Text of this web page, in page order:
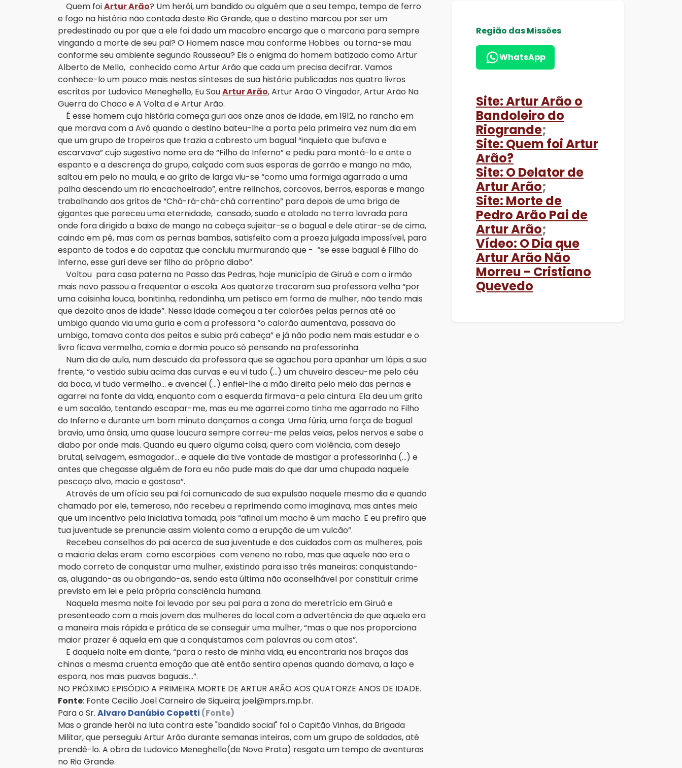
Quem foiArtur Arão? Um herói, um bandido ou alguém que a seu tempo, tempo de ferro
e fogo na história não contada deste Rio Grande, que o destino marcou por ser um
predestinado ou por que a ele foi dado um macabro encargo que o marcaria para sempre
vingando a morte de seu pai? O Homem nasce mau conforme Hobbes ou torna-se mau
conforme seu ambiente segundo Rousseau? Eis o enigma do homem batizado como Artur
Alberto de Mello, conhecido como Artur Arão que cada um precisa decifrar. Vamos
conhece-lo um pouco mais nestas sínteses de sua história publicadas nos quatro livros
escritos por Ludovico Meneghello, Eu SouArtur Arão, Artur Arão O Vingador, Artur Arão Na
Guerra do Chaco e A Volta d e Artur Arão.
É esse homem cuja história começa guri aos onze anos de idade, em 1912, no rancho em
que morava com a Avó quando o destino bateu-lhe a porta pela primeira vez num dia em
que um grupo de tropeiros que trazia a cabresto um bagual “inquieto que bufava e
escarvava” cujo sugestivo nome era de “Filho do Inferno” e pediu para montá-lo e ante o
espanto e a descrença do grupo, calçado com suas esporas de garrão e mango na mão,
saltou em pelo no maula, e ao grito de larga viu-se “como uma formiga agarrada a uma
palha descendo um rio encachoeirado”, entre relinchos, corcovos, berros, esporas e mango
trabalhando aos gritos de “Chá-rá-chá-chá correntino” para depois de uma briga de
gigantes que pareceu uma eternidade, cansado, suado e atolado na terra lavrada para
onde fora dirigido a baixo de mango na cabeça sujeitar-se o bagual e dele atirar-se de cima,
caindo em pé, mas com as pernas bambas, satisfeito com a proeza julgada impossível, para
espanto de todos e do capataz que concluiu murmurando que - “se esse bagual é Filho do
Inferno, esse guri deve ser filho do próprio diabo”.
Voltou para casa paterna no Passo das Pedras, hoje município de Giruá e com o irmão
mais novo passou a frequentar a escola. Aos quatorze trocaram sua professora velha “por
uma coisinha louca, bonitinha, redondinha, um petisco em forma de mulher, não tendo mais
que dezoito anos de idade”. Nessa idade começou a ter calorões pelas pernas até ao
umbigo quando via uma guria e com a professora “o calorão aumentava, passava do
umbigo, tomava conta dos peitos e subia prá cabeça” e já não podia nem mais estudar e o
livro ficava vermelho, comia e dormia pouco só pensando na professorinha.
Num dia de aula, num descuido da professora que se agachou para apanhar um lápis a sua
frente, “o vestido subiu acima das curvas e eu vi tudo (...) um chuveiro desceu-me pelo céu
da boca, vi tudo vermelho... e avencei (...) enfiei-lhe a mão direita pelo meio das pernas e
agarrei na fonte da vida, enquanto com a esquerda firmava-a pela cintura. Ela deu um grito
e um sacalão, tentando escapar-me, mas eu me agarrei como tinha me agarrado no Filho
do Inferno e durante um bom minuto dançamos a conga. Uma fúria, uma força de bagual
bravio, uma ânsia, uma quase loucura sempre correu-me pelas veias, pelos nervos e sabe o
diabo por onde mais. Quando eu quero alguma coisa, quero com violência, com desejo
brutal, selvagem, esmagador... e aquele dia tive vontade de mastigar a professorinha (...) e
antes que chegasse alguém de fora eu não pude mais do que dar uma chupada naquele
pescoço alvo, macio e gostoso”.
Através de um ofício seu pai foi comunicado de sua expulsão naquele mesmo dia e quando
chamado por ele, temeroso, não recebeu a reprimenda como imaginava, mas antes meio
que um incentivo pela iniciativa tomada, pois “afinal um macho é um macho. E eu prefiro que
tua juventude se prenuncie assim violenta como a erupção de um vulcão”.
Recebeu conselhos do pai acerca de sua juventude e dos cuidados com as mulheres, pois
a maioria delas eram como escorpiões com veneno no rabo, mas que aquele não era o
modo correto de conquistar uma mulher, existindo para isso três maneiras: conquistando-
as, alugando-as ou obrigando-as, sendo esta última não aconselhável por constituir crime
previsto em lei e pela própria consciência humana.
Naquela mesma noite foi levado por seu pai para a zona do meretrício em Giruá e
presenteado com a mais jovem das mulheres do local com a advertência de que aquela era
a maneira mais rápida e prática de se conseguir uma mulher, “mas o que nos proporciona
maior prazer é aquela em que a conquistamos com palavras ou com atos”.
E daquela noite em diante, “para o resto de minha vida, eu encontraria nos braços das
chinas a mesma cruenta emoção que até então sentira apenas quando domava, a laço e
espora, nos mais puavas baguais...”.
NO PRÓXIMO EPISÓDIO A PRIMEIRA MORTE DE ARTUR ARÃO AOS QUATORZE ANOS DE IDADE.
Fonte: Fonte Cecilio Joel Carneiro de Siqueira; joel@mprs.mp.br.
Para o Sr. Alvaro Danúbio Copetti (Fonte)
Mas o grande herói na luta contra este "bandido social" foi o Capitão Vinhas, da Brigada
Militar, que perseguiu Artur Arão durante semanas inteiras, com um grupo de soldados, até
prendê-lo. A obra de Ludovico Meneghello(de Nova Prata) resgata um tempo de aventuras
no Rio Grande.
Região das Missões
WhatsApp
Site: Artur Arão o
Bandoleiro do
Riogrande;
Site: Quem foi Artur
Arão?
Site: O Delator de
Artur Arão;
Site: Morte de
Pedro Arão Pai de
Artur Arão;
Vídeo: O Dia que
Artur Arão Não
Morreu - Cristiano
Quevedo